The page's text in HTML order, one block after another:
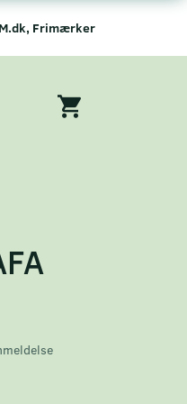
Frimærker